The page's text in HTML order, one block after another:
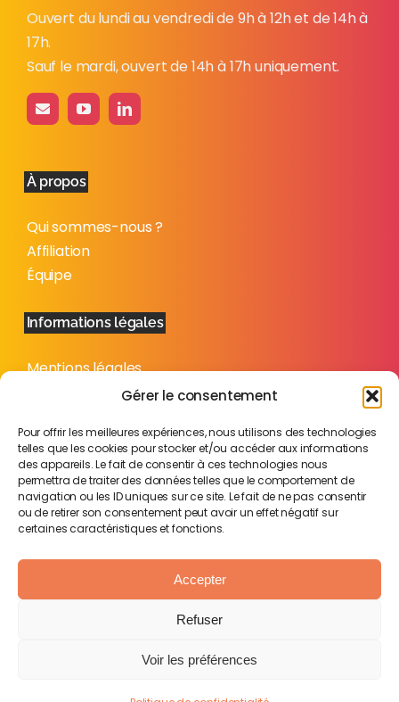
Gérer le consentement
Pour offrir les meilleures expériences, nous utilisons des technologies
telles que les cookies pour stocker et/ou accéder aux informations
des appareils. Le fait de consentir à ces technologies nous
permettra de traiter des données telles que le comportement de
navigation ou les ID uniques sur ce site. Le fait de ne pas consentir
ou de retirer son consentement peut avoir un effet négatif sur
certaines caractéristiques et fonctions.
Accepter
Refuser
Voir les préférences
Ouvert du lundi au vendredi de 9h à 12h et de 14h à
17h.
Sauf le mardi, ouvert de 14h à 17h uniquement.
À propos
Qui sommes-nous ?
Affiliation
Équipe
Informations légales
Mentions légales
Politique de confidentialité